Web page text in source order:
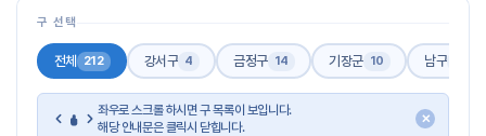
구 선택
전체 212 강서구 4 금정구 14 기장군 10 남구
좌우로 스크롤 하시면 구 목록이 보입니다.
해당 안내문은 클릭시 닫힙니다.
✕